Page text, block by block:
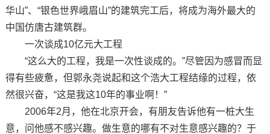
华山”、“银色世界峨眉山”的建筑完工后，将成为海外最大的
中国仿唐古建筑群。
一次谈成10亿元大工程
“这么大的工程，我是一次性谈成的。”尽管因为感冒而显
得有些疲惫，但郭永尧说起和这个浩大工程结缘的过程，依
然很兴奋，“这是我这10年的事业啊！”
2006年2月，他在北京开会，有朋友告诉他有一桩大生
意，问他感不感兴趣。做生意的哪有不对生意感兴趣的？于